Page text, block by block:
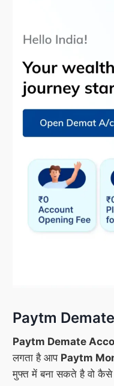
Paytm
Paytm Demate
लगता है आप Paytm
मुफ्त में बना सकते है वो